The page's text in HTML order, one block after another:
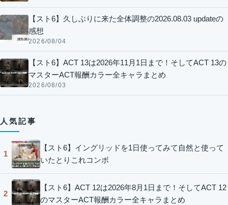
【スト6】久しぶりに来た全体調整の2026.08.03 updateの
感想
2026/08/04
【スト6】ACT 13は2026年11月1日まで！そしてACT 13の
マスターACT報酬カラー全キャラまとめ
2026/08/03
人気記事
1
【スト6】イングリッドを1日使ってみて自然と使って
いたとりこれコンボ
2
【スト6】ACT 12は2026年8月1日まで！そしてACT 12
のマスターACT報酬カラー全キャラまとめ